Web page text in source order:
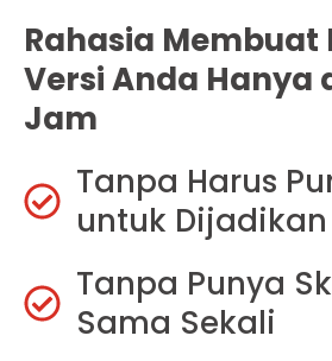
Rahasia Membuat
Versi Anda Hanya
Jam
Tanpa Harus
untuk Dijadikan
Tanpa Punya
Sama Sekali